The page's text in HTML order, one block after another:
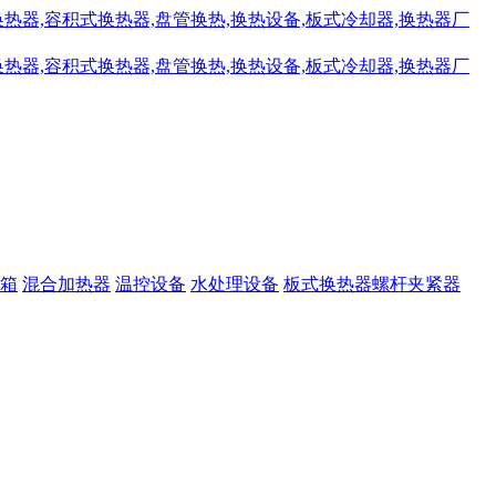
混合加热器 温控设备 水处理设备 板式换热器螺杆夹紧器